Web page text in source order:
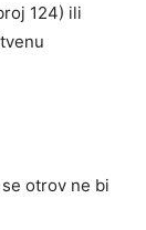
124) ili
otrov ne bi